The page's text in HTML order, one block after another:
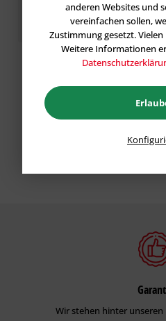
Speichern
Wir stehen hinter
anderen Websites und
vereinfachen sollen,
Zustimmung gesetzt.
Weitere Informationen